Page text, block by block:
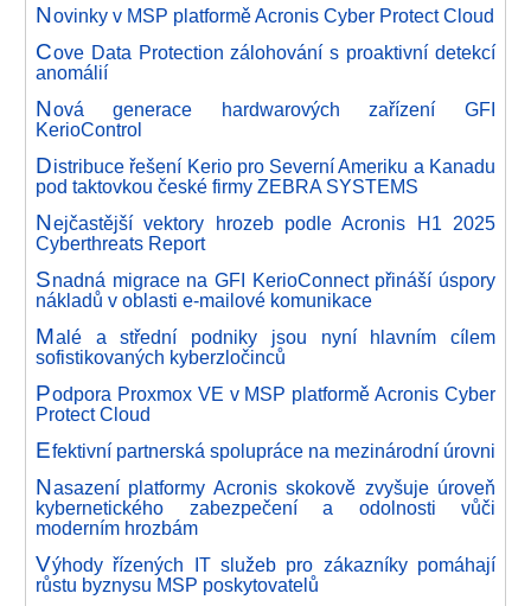
Novinky v MSP platformě Acronis Cyber Protect Cloud
Cove Data Protection zálohování s proaktivní detekcí
anomálií
Nová generace hardwarových zařízení GFI
KerioControl
Distribuce řešení Kerio pro Severní Ameriku a Kanadu
pod taktovkou české firmy ZEBRA SYSTEMS
Nejčastější vektory hrozeb podle Acronis H1 2025
Cyberthreats Report
Snadná migrace na GFI KerioConnect přináší úspory
nákladů v oblasti e-mailové komunikace
Malé a střední podniky jsou nyní hlavním cílem
sofistikovaných kyberzločinců
Podpora Proxmox VE v MSP platformě Acronis Cyber
Protect Cloud
Efektivní partnerská spolupráce na mezinárodní úrovni
Nasazení platformy Acronis skokově zvyšuje úroveň
kybernetického zabezpečení a odolnosti vůči
moderním hrozbám
Výhody řízených IT služeb pro zákazníky pomáhají
růstu byznysu MSP poskytovatelů